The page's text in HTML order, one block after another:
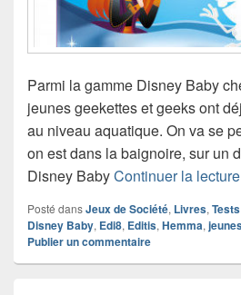
Parmi la gamme Disney Baby
jeunes geekettes et geeks ont
au niveau aquatique. On va se
on est dans la baignoire, sur un
Disney BabyContinuer la lecture
Posté dansJeux de Société, Livres, Tests
Disney Baby, Edi8, Editis, Hemma,
Publier un commentaire